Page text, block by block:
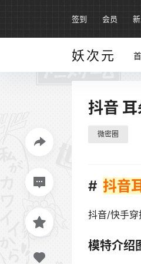
签到 会员
妖次元
抖音
微密圈
抖音
抖音/快手
模特介绍